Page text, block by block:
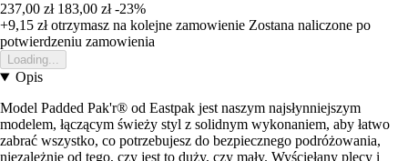
237,00 zł 183,00 zł -23%
+9,15 złotrzymasz na kolejne zamowienie Zostana naliczone po
potwierdzeniu zamowienia
Loading...
Opis
Model Padded Pak'r® od Eastpak jest naszym najsłynniejszym
modelem, łączącym świeży styl z solidnym wykonaniem, aby łatwo
zabrać wszystko, co potrzebujesz do bezpiecznego podróżowania,
niezależnie od tego, czy jest to duży, czy mały. Wyściełany plecy i